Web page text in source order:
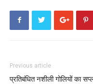
Previous article
प्रतिबंधित नशीली गोलियों का